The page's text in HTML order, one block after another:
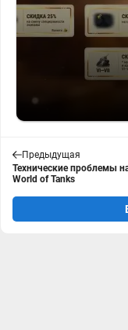
Предыдущая
Технические проблемы
World of Tanks